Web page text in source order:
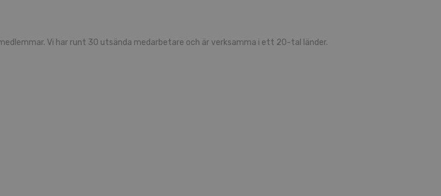
Vi har runt 30 utsända medarbetare och är verksamma i ett 20-tal länder.